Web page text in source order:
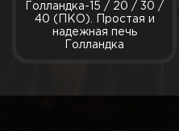
Голландка-15 / 20 / 30 /
40 (ПКО). Простая и
надежная печь
Голландка